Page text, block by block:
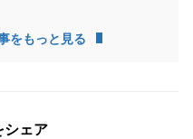
をもっと見る
シェア